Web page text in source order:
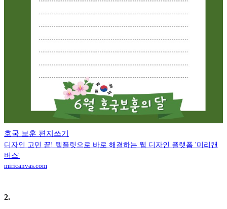
호국 보훈 편지쓰기
디자인 고민 끝! 템플릿으로 바로 해결하는 웹 디자인 플랫폼 '미리캔
버스'
miricanvas.com
2.